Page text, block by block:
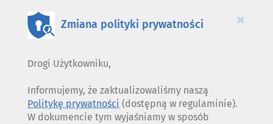
×
Zmiana polityki prywatności
Drogi Użytkowniku,
Informujemy, że zaktualizowaliśmy naszą
Politykę prywatności (dostępną w regulaminie).
W dokumencie tym wyjaśniamy w sposób